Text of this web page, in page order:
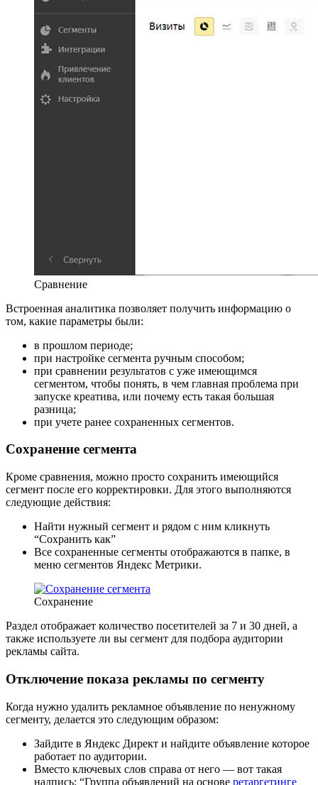
Сравнение
Встроенная аналитика позволяет получить информацию о
том, какие параметры были:
в прошлом периоде;
при настройке сегмента ручным способом;
при сравнении результатов с уже имеющимся
сегментом, чтобы понять, в чем главная проблема при
запуске креатива, или почему есть такая большая
разница;
при учете ранее сохраненных сегментов.
Сохранение сегмента
Кроме сравнения, можно просто сохранить имеющийся
сегмент после его корректировки. Для этого выполняются
следующие действия:
Найти нужный сегмент и рядом с ним кликнуть
“Сохранить как”
Все сохраненные сегменты отображаются в папке, в
меню сегментов Яндекс Метрики.
Сохранение
Раздел отображает количество посетителей за 7 и 30 дней, а
также используете ли вы сегмент для подбора аудитории
рекламы сайта.
Отключение показа рекламы по сегменту
Когда нужно удалить рекламное объявление по ненужному
сегменту, делается это следующим образом:
Зайдите в Яндекс Директ и найдите объявление которое
работает по аудитории.
Вместо ключевых слов справа от него — вот такая
надпись: “Группа объявлений на основе ретаргетинге